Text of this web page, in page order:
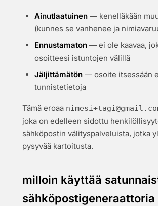
Ainutlaatuinen — kenelläkään
(kunnes se vanhenee ja
Ennustamaton — ei ole kaavaa,
osoitteesi istuntojen välillä
Jäljittämätön — osoite itsessään
tunnistetietoja
Tämä eroaa
joka on edelleen sidottu
sähköpostin välityspalveluista, jotka
pysyvää kartoitusta.
milloin käyttää
sähköpostigeneraattoria